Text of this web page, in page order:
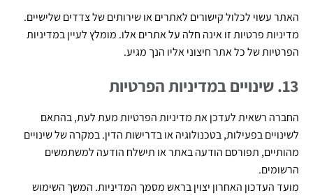
האתר עשוי לכלול קישורים לאתרים או שירותים של צדדים שלישיים.
מדיניות פרטיות זו אינה חלה על אתרים אלו. מומלץ לעיין במדיניות
הפרטיות של כל אתר חיצוני אליו הנך מגיע.
13. שינויים במדיניות הפרטיות
החברה רשאית לעדכן את מדיניות הפרטיות מעת לעת, בהתאם
לשינויים בפעילות, בטכנולוגיה או בדרישות הדין. במקרה של שינויים
מהותיים, תפורסם הודעה באתר או תישלח הודעה למשתמשים
הרשומים.
מועד העדכון האחרון יצוין בראש מסמך המדיניות. המשך השימוש